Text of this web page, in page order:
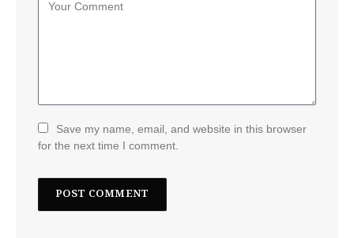
Save my name, email, and website in this browser
for the next time I comment.